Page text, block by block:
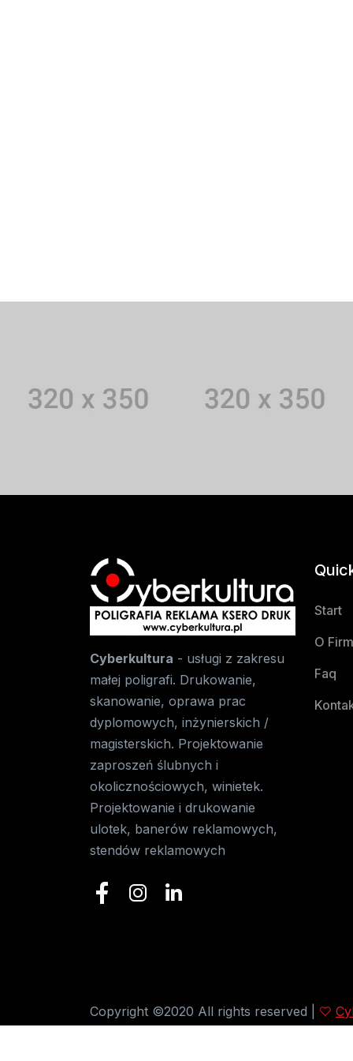
Cyberkultura - usługi z zakresu
małej poligrafi. Drukowanie,
skanowanie, oprawa prac
dyplomowych, inżynierskich /
magisterskich. Projektowanie
zaproszeń ślubnych i
okolicznościowych, winietek.
Projektowanie i drukowanie
ulotek, banerów reklamowych,
stendów reklamowych
Start
O
Faq
Copyright ©2020 All rights reserved |